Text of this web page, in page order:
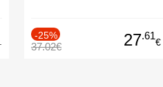
-25%
37.02€ 27.61
€